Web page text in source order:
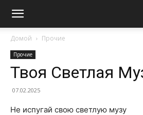
Домой Прочие
Прочие
Твоя Светлая
07.02.2025
Не испугай свою светлую музу